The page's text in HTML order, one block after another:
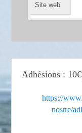
Site web
Adhésions :
https://
nostre/